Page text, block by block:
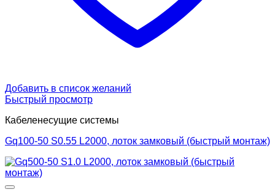
Добавить в список желаний
Быстрый просмотр
Кабеленесущие системы
Gq100-50 S0.55 L2000, лоток замковый (быстрый монтаж)